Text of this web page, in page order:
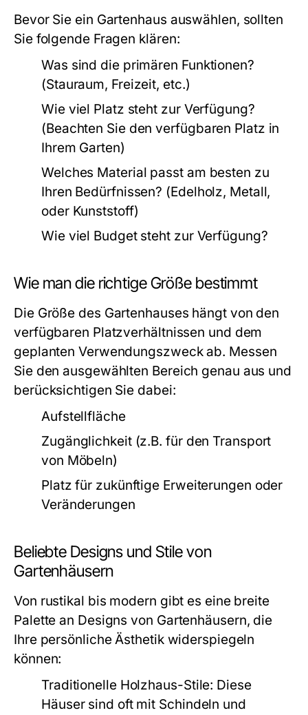
Bevor Sie ein Gartenhaus auswählen, sollten
Sie folgende Fragen klären:
Was sind die primären Funktionen?
(Stauraum, Freizeit, etc.)
Wie viel Platz steht zur Verfügung?
(Beachten Sie den verfügbaren Platz in
Ihrem Garten)
Welches Material passt am besten zu
Ihren Bedürfnissen? (Edelholz, Metall,
oder Kunststoff)
Wie viel Budget steht zur Verfügung?
Wie man die richtige Größe bestimmt
Die Größe des Gartenhauses hängt von den
verfügbaren Platzverhältnissen und dem
geplanten Verwendungszweck ab. Messen
Sie den ausgewählten Bereich genau aus und
berücksichtigen Sie dabei:
Aufstellfläche
Zugänglichkeit (z.B. für den Transport
von Möbeln)
Platz für zukünftige Erweiterungen oder
Veränderungen
Beliebte Designs und Stile von
Gartenhäusern
Von rustikal bis modern gibt es eine breite
Palette an Designs von Gartenhäusern, die
Ihre persönliche Ästhetik widerspiegeln
können:
Traditionelle Holzhaus-Stile: Diese
Häuser sind oft mit Schindeln und